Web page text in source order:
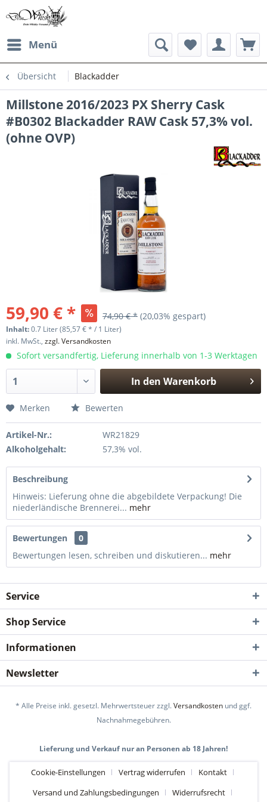
Menü
Übersicht Blackadder
Millstone 2016/2023 PX Sherry Cask
#B0302 Blackadder RAW Cask 57,3% vol.
(ohne OVP)
59,90 € * 74,90 € * (20,03% gespart)
Inhalt:0.7 Liter (85,57 € * / 1 Liter)
inkl. MwSt., zzgl. Versandkosten
Sofort versandfertig, Lieferung innerhalb von 1-3 Werktagen
In den Warenkorb
Merken Bewerten
Artikel-Nr.:
WR21829
Alkoholgehalt:
57,3% vol.
Beschreibung
Hinweis: Lieferung ohne die abgebildete Verpackung! Die
niederländische Brennerei... mehr
Bewertungen
0
Bewertungen lesen, schreiben und diskutieren... mehr
Service
Shop Service
Informationen
Newsletter
* Alle Preise inkl. gesetzl. Mehrwertsteuer zzgl.Versandkosten und ggf.
Nachnahmegebühren.
Lieferung und Verkauf nur an Personen ab 18 Jahren!
Cookie-Einstellungen Vertrag widerrufen
Kontakt
Versand und Zahlungsbedingungen
Widerrufsrecht